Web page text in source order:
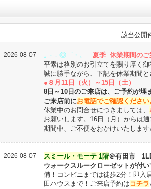
該当公開
2026-08-07 。◦．◎゜・。 夏季 休業期間のご
平素は格別のお引立てを賜り厚く御
誠に勝手ながら、下記を休業期間と
●８月11日（火）～15日（土）
8日～10日のご来店は、ご予約が埋
ご来店前にお電話でご確認ください
休業中のお問合せにつきましては、
お願いします。16日（月）からは通
期間中、ご不便をおかけいたしま
2026-08-07 スミール・モーテ 1階＠有田市
ウォークスルークローゼットが付
備！コンビニまでは徒歩2分！即入
田ハウスまで！ご来店予約は コチラ